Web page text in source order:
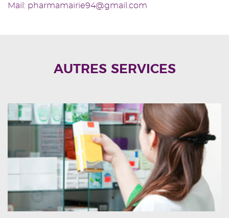
Mail: pharmamairie94@gmail.com
AUTRES SERVICES